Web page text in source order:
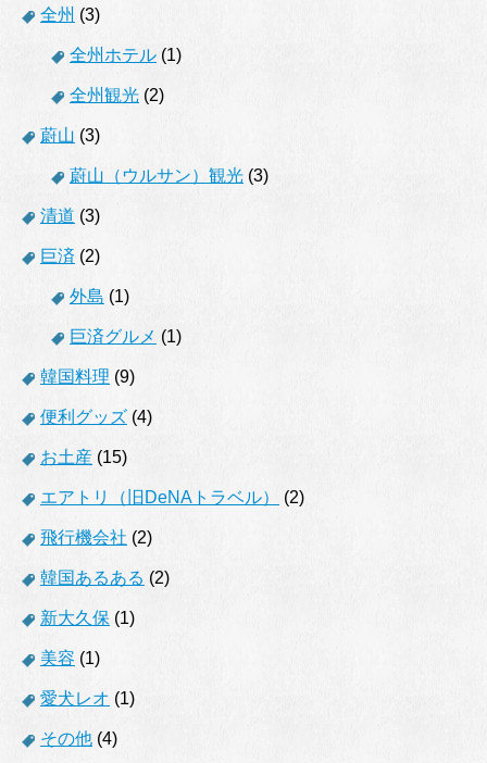
全州 (3)
全州ホテル (1)
全州観光 (2)
蔚山 (3)
蔚山（ウルサン）観光 (3)
清道 (3)
巨済 (2)
外島 (1)
巨済グルメ (1)
韓国料理 (9)
便利グッズ (4)
お土産 (15)
エアトリ（旧DeNAトラベル） (2)
飛行機会社 (2)
韓国あるある (2)
新大久保 (1)
美容 (1)
愛犬レオ (1)
その他 (4)